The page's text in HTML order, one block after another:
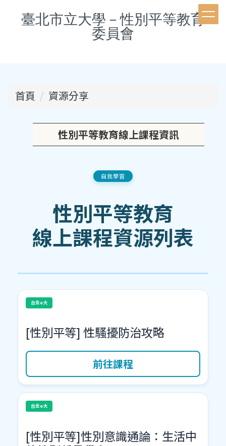
臺北市立大學－性別平等教育
委員會
首頁 資源分享
性別平等教育線上課程資訊
自我學習
性別平等教育
線上課程資源列表
台北e大
[性別平等] 性騷擾防治攻略
前往課程
台北e大
[性別平等]性別意識通論：生活中